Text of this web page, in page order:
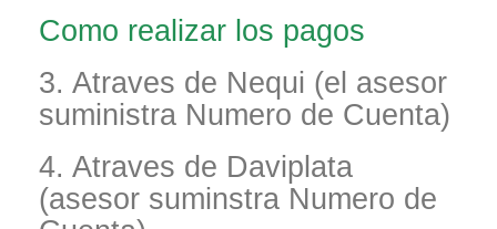
Como realizar los pagos
3. Atraves de Nequi (el asesor
suministra Numero de Cuenta)
4. Atraves de Daviplata
(asesor suminstra Numero de